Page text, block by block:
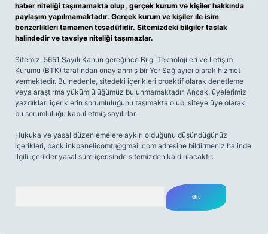
haber niteliği taşımamakta olup, gerçek kurum ve kişiler hakkında
paylaşım yapılmamaktadır. Gerçek kurum ve kişiler ile isim
benzerlikleri tamamen tesadüfidir. Sitemizdeki bilgiler taslak
halindedir ve tavsiye niteliği taşımazlar.
Sitemiz, 5651 Sayılı Kanun gereğince Bilgi Teknolojileri ve İletişim
Kurumu (BTK) tarafından onaylanmış bir Yer Sağlayıcı olarak hizmet
vermektedir. Bu nedenle, sitedeki içerikleri proaktif olarak denetleme
veya araştırma yükümlülüğümüz bulunmamaktadır. Ancak, üyelerimiz
yazdıkları içeriklerin sorumluluğunu taşımakta olup, siteye üye olarak
bu sorumluluğu kabul etmiş sayılırlar.
Hukuka ve yasal düzenlemelere aykırı olduğunu düşündüğünüz
içerikleri, backlinkpanelicomtr@gmail.com adresine bildirmeniz halinde,
ilgili içerikler yasal süre içerisinde sitemizden kaldırılacaktır.